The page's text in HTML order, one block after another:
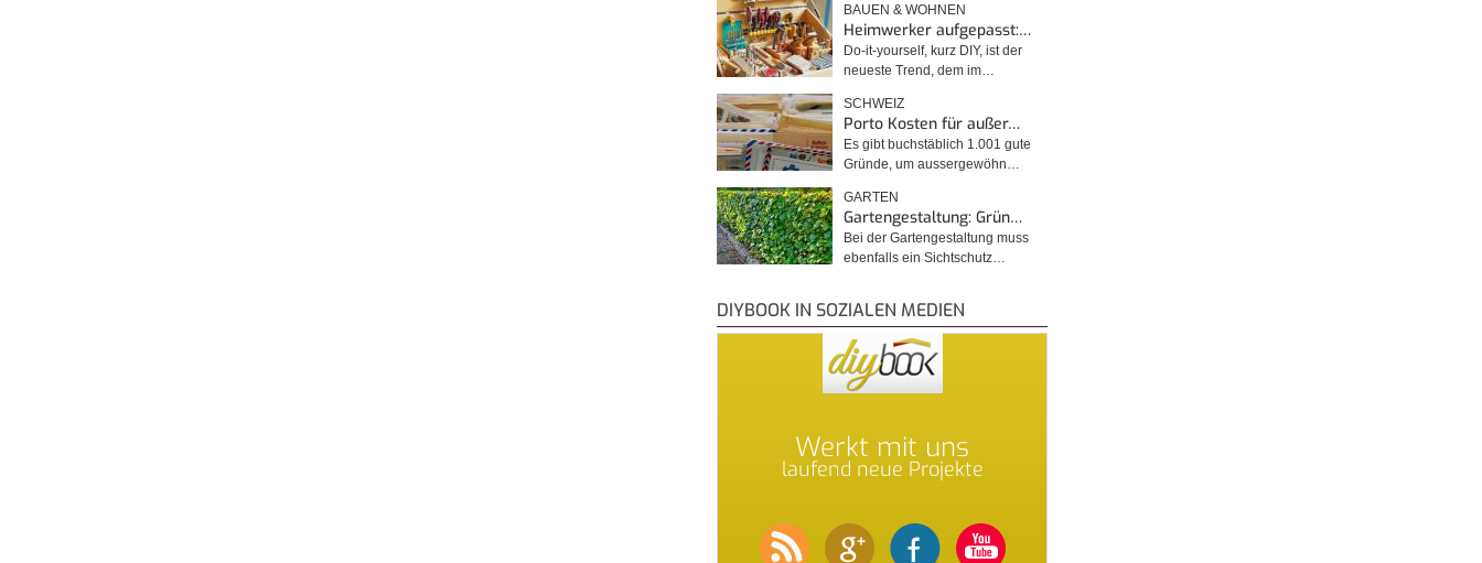
BAUEN & WOHNEN
Heimwerker aufgepasst:…
Do-it-yourself, kurz DIY, ist der
neueste Trend, dem im…
SCHWEIZ
Porto Kosten für außer…
Es gibt buchstäblich 1.001 gute
Gründe, um aussergewöhn…
GARTEN
Gartengestaltung: Grün…
Bei der Gartengestaltung muss
ebenfalls ein Sichtschutz…
DIYBOOK IN SOZIALEN MEDIEN
Werkt mit uns
laufend neue Projekte